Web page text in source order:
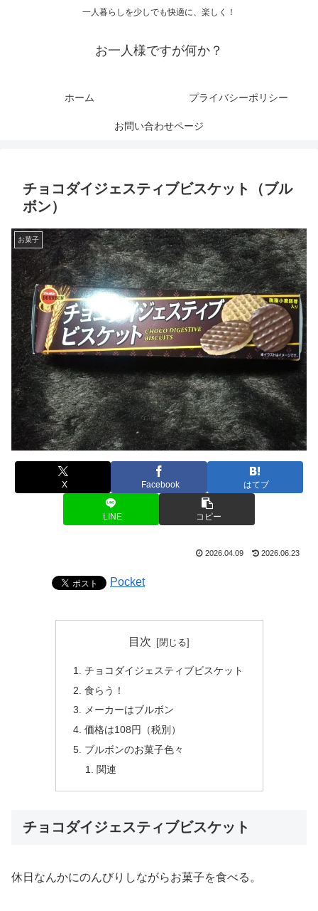
一人暮らしを少しでも快適に、楽しく！
お一人様ですが何か？
ホーム プライバシーポリシー
お問い合わせページ
チョコダイジェスティブビスケット（ブル
ボン）
お菓子
X Facebook はてブ
LINE コピー
2026.04.09 2026.06.23
Pocket
目次
チョコダイジェスティブビスケット
食らう！
メーカーはブルボン
価格は108円（税別）
ブルボンのお菓子色々
関連
チョコダイジェスティブビスケット
休日なんかにのんびりしながらお菓子を食べる。